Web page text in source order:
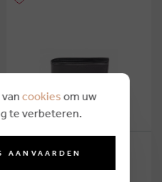
ARTHUR & ASTON
€ 59,00
cookies om uw
te verbeteren.
AANVAARDEN